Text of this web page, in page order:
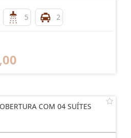
5 2
COM 04 SUÍTES